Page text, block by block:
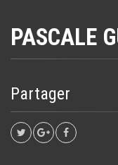
PASCALE
Partager